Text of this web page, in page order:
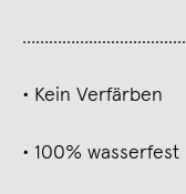
……………......................
∙ Kein Verfärben
∙ 100% wasserfest